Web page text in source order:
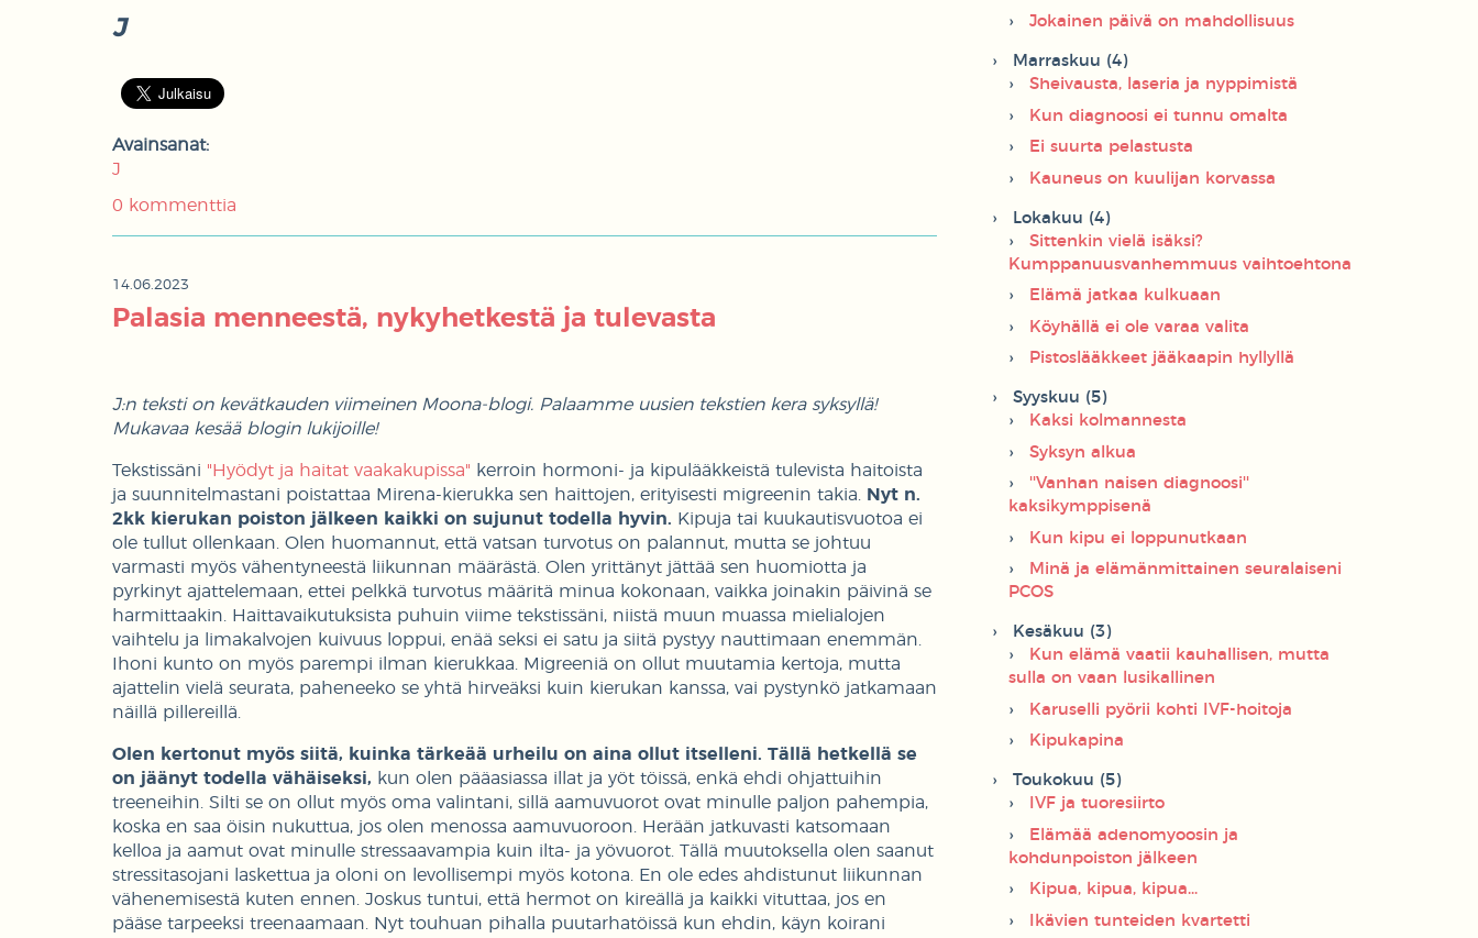
J
Avainsanat:
J
0 kommenttia
14.06.2023
Palasia menneestä, nykyhetkestä ja tulevasta
J:n teksti on kevätkauden viimeinen Moona-blogi. Palaamme uusien tekstien kera syksyllä!
Mukavaa kesää blogin lukijoille!
Tekstissäni "Hyödyt ja haitat vaakakupissa" kerroin hormoni- ja kipulääkkeistä tulevista haitoista
ja suunnitelmastani poistattaa Mirena-kierukka sen haittojen, erityisesti migreenin takia. Nyt n.
2kk kierukan poiston jälkeen kaikki on sujunut todella hyvin. Kipuja tai kuukautisvuotoa ei
ole tullut ollenkaan. Olen huomannut, että vatsan turvotus on palannut, mutta se johtuu
varmasti myös vähentyneestä liikunnan määrästä. Olen yrittänyt jättää sen huomiotta ja
pyrkinyt ajattelemaan, ettei pelkkä turvotus määritä minua kokonaan, vaikka joinakin päivinä se
harmittaakin. Haittavaikutuksista puhuin viime tekstissäni, niistä muun muassa mielialojen
vaihtelu ja limakalvojen kuivuus loppui, enää seksi ei satu ja siitä pystyy nauttimaan enemmän.
Ihoni kunto on myös parempi ilman kierukkaa. Migreeniä on ollut muutamia kertoja, mutta
ajattelin vielä seurata, paheneeko se yhtä hirveäksi kuin kierukan kanssa, vai pystynkö jatkamaan
näillä pillereillä.
Olen kertonut myös siitä, kuinka tärkeää urheilu on aina ollut itselleni. Tällä hetkellä se
on jäänyt todella vähäiseksi, kun olen pääasiassa illat ja yöt töissä, enkä ehdi ohjattuihin
treeneihin. Silti se on ollut myös oma valintani, sillä aamuvuorot ovat minulle paljon pahempia,
koska en saa öisin nukuttua, jos olen menossa aamuvuoroon. Herään jatkuvasti katsomaan
kelloa ja aamut ovat minulle stressaavampia kuin ilta- ja yövuorot. Tällä muutoksella olen saanut
stressitasojani laskettua ja oloni on levollisempi myös kotona. En ole edes ahdistunut liikunnan
vähenemisestä kuten ennen. Joskus tuntui, että hermot on kireällä ja kaikki vituttaa, jos en
pääse tarpeeksi treenaamaan. Nyt touhuan pihalla puutarhatöissä kun ehdin, käyn koirani
Jokainen päivä on mahdollisuus
Marraskuu (4)
Sheivausta, laseria ja nyppimistä
Kun diagnoosi ei tunnu omalta
Ei suurta pelastusta
Kauneus on kuulijan korvassa
Lokakuu (4)
Sittenkin vielä isäksi?
Kumppanuusvanhemmuus vaihtoehtona
Elämä jatkaa kulkuaan
Köyhällä ei ole varaa valita
Pistoslääkkeet jääkaapin hyllyllä
Syyskuu (5)
Kaksi kolmannesta
Syksyn alkua
''Vanhan naisen diagnoosi''
kaksikymppisenä
Kun kipu ei loppunutkaan
Minä ja elämänmittainen seuralaiseni
PCOS
Kesäkuu (3)
Kun elämä vaatii kauhallisen, mutta
sulla on vaan lusikallinen
Karuselli pyörii kohti IVF-hoitoja
Kipukapina
Toukokuu (5)
IVF ja tuoresiirto
Elämää adenomyoosin ja
kohdunpoiston jälkeen
Kipua, kipua, kipua...
Ikävien tunteiden kvartetti